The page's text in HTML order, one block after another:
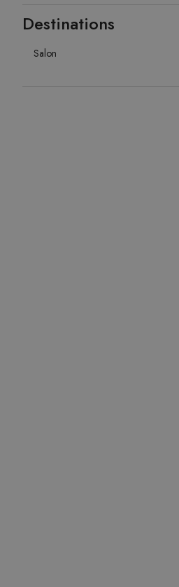
Destinations
Salon